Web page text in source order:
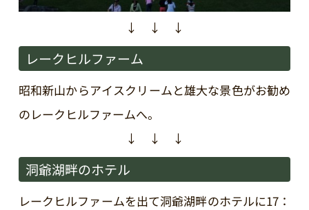
↓ ↓ ↓
レークヒルファーム
昭和新山からアイスクリームと雄大な景色がお勧め
のレークヒルファームへ。
↓ ↓ ↓
洞爺湖畔のホテル
レークヒルファームを出て洞爺湖畔のホテルに17：